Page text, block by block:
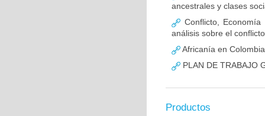
ancestrales y clases
Conflicto,
análisis sobre el
Africanía en
PLAN DE TRABAJO
Productos